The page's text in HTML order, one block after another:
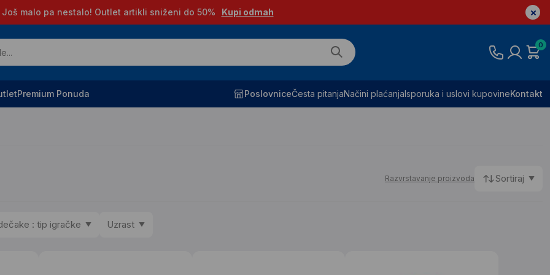
Još malo pa nestalo! Outlet artikli sniženi do 50% Kupi odmah
0
Premium Ponuda PoslovniceČesta pitanjaNačini plaćanjaIsporuka i uslovi kupovineKontakt
Razvrstavanje proizvoda Sortiraj
: tip igračke Uzrast